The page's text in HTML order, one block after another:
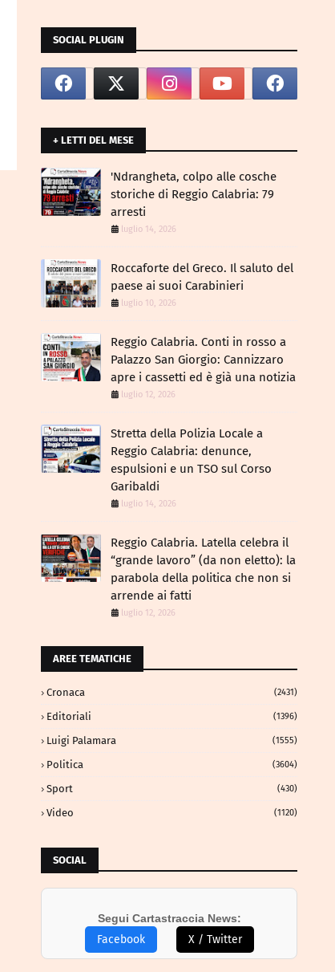
SOCIAL PLUGIN
+ LETTI DEL MESE
​'Ndrangheta, colpo alle cosche
storiche di Reggio Calabria: 79
arresti
luglio 14, 2026
Roccaforte del Greco. Il saluto del
paese ai suoi Carabinieri
luglio 10, 2026
Reggio Calabria. Conti in rosso a
Palazzo San Giorgio: Cannizzaro
apre i cassetti ed è già una notizia
luglio 12, 2026
​Stretta della Polizia Locale a
Reggio Calabria: denunce,
espulsioni e un TSO sul Corso
Garibaldi
luglio 14, 2026
Reggio Calabria. Latella celebra il
“grande lavoro” (da non eletto): la
parabola della politica che non si
arrende ai fatti
luglio 12, 2026
AREE TEMATICHE
Cronaca (2431)
Editoriali (1396)
Luigi Palamara (1555)
Politica (3604)
Sport (430)
Video (1120)
SOCIAL
Segui Cartastraccia News:
Facebook X / Twitter